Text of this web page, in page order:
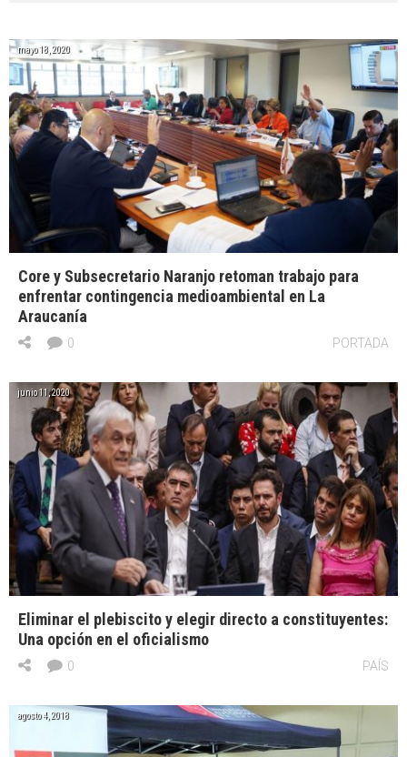
mayo 18, 2020
Core y Subsecretario Naranjo retoman trabajo para
enfrentar contingencia medioambiental en La
Araucanía
PORTADA
0
junio 11, 2020
Eliminar el plebiscito y elegir directo a constituyentes:
Una opción en el oficialismo
PAÍS
0
agosto 4, 2018